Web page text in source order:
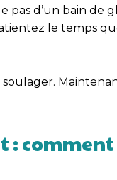
pas d’un bain
le temps
: